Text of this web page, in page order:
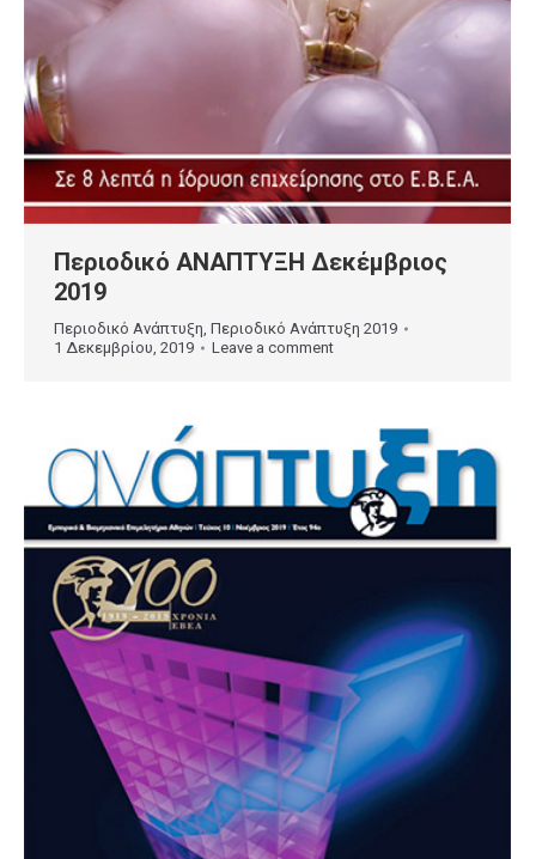
Περιοδικό ΑΝΑΠΤΥΞΗ Δεκέμβριος
2019
Περιοδικό Ανάπτυξη Περιοδικό Ανάπτυξη 2019
1 Δεκεμβρίου, 2019
Leave a comment